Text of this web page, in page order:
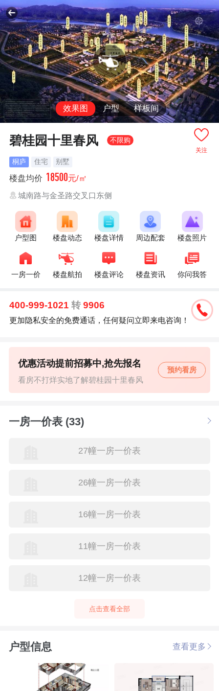
效果图 户型 样板间
关注
碧桂园十里春风 不限购
桐庐 住宅 别墅
楼盘均价 18500元/㎡
城南路与金圣路交叉口东侧
户型图 楼盘动态 楼盘详情 周边配套 楼盘照片
一房一价 楼盘航拍 楼盘评论 楼盘资讯 你问我答
400-999-1021转 9906
更加隐私安全的免费通话，任何疑问立即来电咨询！
看房不打烊实地了解碧桂园十里春风
优惠活动提前招募中,抢先报名
预约看房
一房一价表 (33)
27幢一房一价表
26幢一房一价表
16幢一房一价表
11幢一房一价表
12幢一房一价表
点击查看全部
户型信息 查看更多